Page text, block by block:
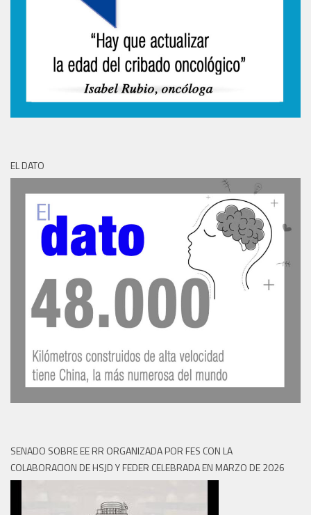
EL DATO
SENADO SOBRE EE RR ORGANIZADA POR FES CON LA
COLABORACION DE HSJD Y FEDER CELEBRADA EN MARZO DE 2026